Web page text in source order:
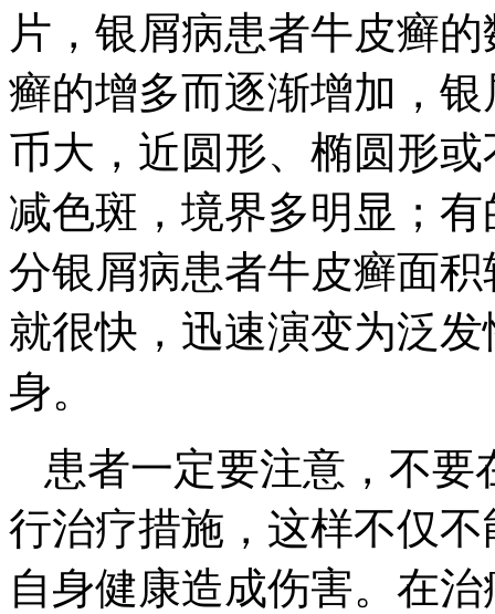
片，银屑病患者牛皮癣
癣的增多而逐渐增加，
币大，近圆形、椭圆形
减色斑，境界多明显；
分银屑病患者牛皮癣面
就很快，迅速演变为泛
身。
患者一定要注意，不
行治疗措施，这样不仅
自身健康造成伤害。在